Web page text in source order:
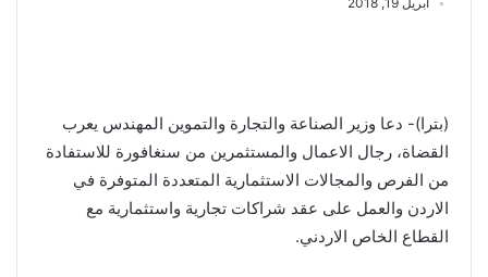
(بترا)- دعا وزير الصناعة والتجارة والتموين المهندس يعرب
القضاة، رجال الاعمال والمستثمرين من سنغافورة للاستفادة
من الفرص والمجالات الاستثمارية المتعددة المتوفرة في
الاردن والعمل على عقد شراكات تجارية واستثمارية مع
القطاع الخاص الاردني.